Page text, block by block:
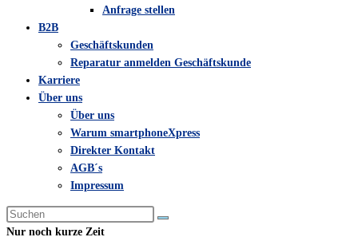
Anfrage stellen
B2B
Geschäftskunden
Reparatur anmelden Geschäftskunde
Karriere
Über uns
Über uns
Warum smartphoneXpress
Direkter Kontakt
AGB´s
Impressum
Diese
Website
Nur noch kurze Zeit